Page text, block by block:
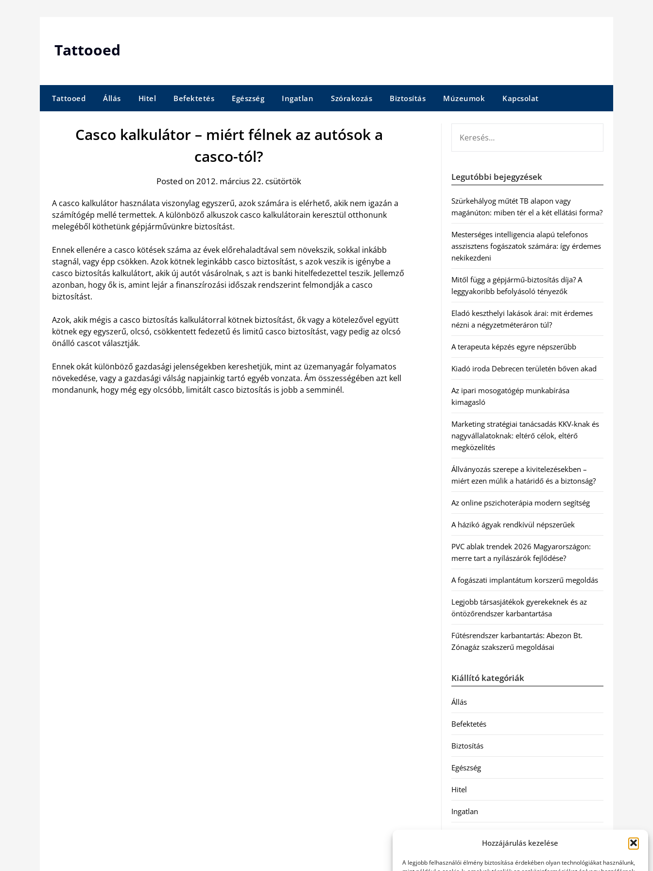
Hozzájárulás kezelése
A legjobb felhasználói élmény biztosítása érdekében olyan technológiákat használunk,
Tattooed
Tattooed Állás Hitel Befektetés Egészség Ingatlan Szórakozás Biztosítás Múzeumok Kapcsolat
Casco kalkulátor – miért félnek az autósok a
casco-tól?
Posted on 2012. március 22. csütörtök
A casco kalkulátor használata viszonylag egyszerű, azok számára is elérhető, akik nem igazán a
számítógép mellé termettek. A különböző alkuszok casco kalkulátorain keresztül otthonunk
melegéből köthetünk gépjárművünkre biztosítást.
Ennek ellenére a casco kötések száma az évek előrehaladtával sem növekszik, sokkal inkább
stagnál, vagy épp csökken. Azok kötnek leginkább casco biztosítást, s azok veszik is igénybe a
casco biztosítás kalkulátort, akik új autót vásárolnak, s azt is banki hitelfedezettel teszik. Jellemző
azonban, hogy ők is, amint lejár a finanszírozási időszak rendszerint felmondják a casco
biztosítást.
Azok, akik mégis a casco biztosítás kalkulátorral kötnek biztosítást, ők vagy a kötelezővel együtt
kötnek egy egyszerű, olcsó, csökkentett fedezetű és limitű casco biztosítást, vagy pedig az olcsó
önálló cascot választják.
Ennek okát különböző gazdasági jelenségekben kereshetjük, mint az üzemanyagár folyamatos
növekedése, vagy a gazdasági válság napjainkig tartó egyéb vonzata. Ám összességében azt kell
mondanunk, hogy még egy olcsóbb, limitált casco biztosítás is jobb a semminél.
Legutóbbi bejegyzések
Szürkehályog műtét TB alapon vagy
magánúton: miben tér el a két ellátási forma?
Mesterséges intelligencia alapú telefonos
asszisztens fogászatok számára: így érdemes
nekikezdeni
Mitől függ a gépjármű-biztosítás díja? A
leggyakoribb befolyásoló tényezők
Eladó keszthelyi lakások árai: mit érdemes
nézni a négyzetméteráron túl?
A terapeuta képzés egyre népszerűbb
Kiadó iroda Debrecen területén bőven akad
Az ipari mosogatógép munkabírása
kimagasló
Marketing stratégiai tanácsadás KKV-knak és
nagyvállalatoknak: eltérő célok, eltérő
megközelítés
Állványozás szerepe a kivitelezésekben –
miért ezen múlik a határidő és a biztonság?
Az online pszichoterápia modern segítség
A házikó ágyak rendkívül népszerűek
PVC ablak trendek 2026 Magyarországon:
merre tart a nyílászárók fejlődése?
A fogászati implantátum korszerű megoldás
Legjobb társasjátékok gyerekeknek és az
öntözőrendszer karbantartása
Fűtésrendszer karbantartás: Abezon Bt.
Zónagáz szakszerű megoldásai
Kiállító kategóriák
Állás
Befektetés
Biztosítás
Egészség
Hitel
Ingatlan